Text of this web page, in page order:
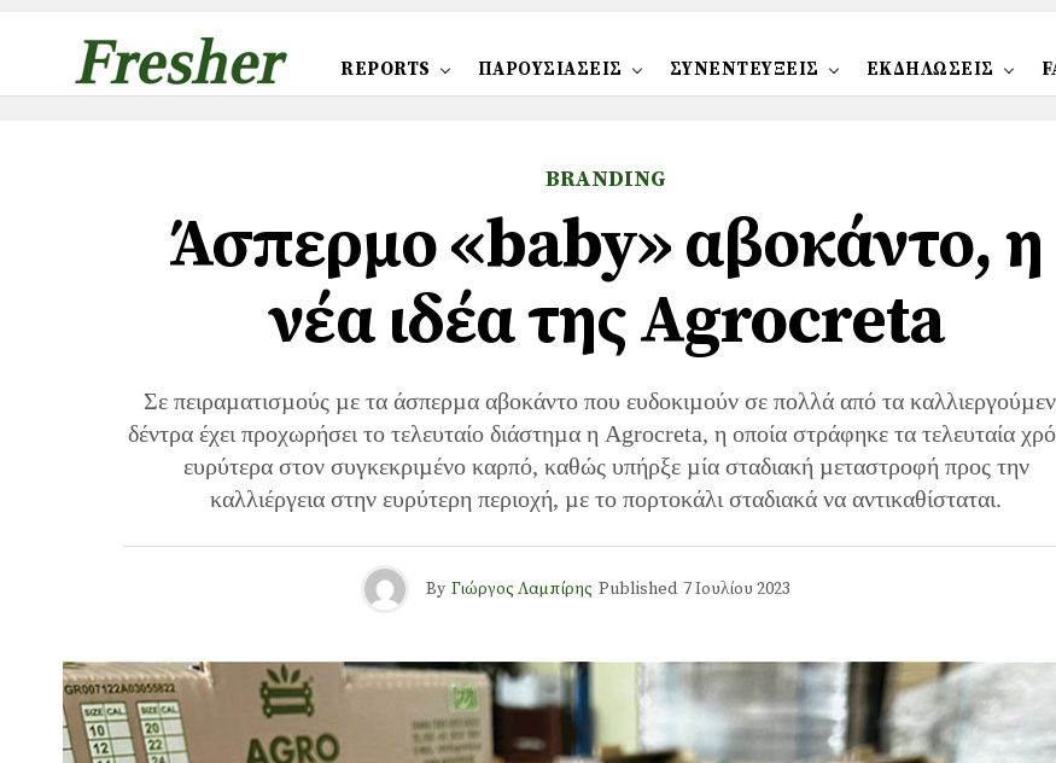
REPORTS ΠΑΡΟΥΣΙΑΣΕΙΣ ΣΥΝΕΝΤΕΥΞΕΙΣ ΕΚΔΗΛΩΣΕΙΣ
BRANDING
Άσπερμο «baby» αβοκάντο, η
νέα ιδέα της Αgrocreta
Σε πειραµατισµούς µε τα άσπερµα αβοκάντο που ευδοκιµούν σε πολλά από τα
δέντρα έχει προχωρήσει το τελευταίο διάστηµα η Agrocreta, η οποία στράφηκε τα τελευταία
ευρύτερα στον συγκεκριµένο καρπό, καθώς υπήρξε µία σταδιακή µεταστροφή προς την
καλλιέργεια στην ευρύτερη περιοχή, µε το πορτοκάλι σταδιακά να αντικαθίσταται.
By Γιώργος Λαμπίρης Published 7 Ιουλίου 2023